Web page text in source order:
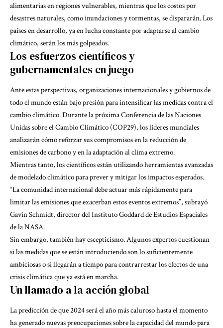
alimentarias en regiones vulnerables, mientras que los costos por
desastres naturales, como inundaciones y tormentas, se dispararán. Los
países en desarrollo, ya en lucha constante por adaptarse al cambio
climático, serán los más golpeados.
Los esfuerzos científicos y
gubernamentales en juego
Ante estas perspectivas, organizaciones internacionales y gobiernos de
todo el mundo están bajo presión para intensificar las medidas contra el
cambio climático. Durante la próxima Conferencia de las Naciones
Unidas sobre el Cambio Climático (COP29), los líderes mundiales
analizarán cómo reforzar sus compromisos en la reducción de
emisiones de carbono y en la adaptación al clima extremo.
Mientras tanto, los científicos están utilizando herramientas avanzadas
de modelado climático para prever y mitigar los impactos esperados.
“La comunidad internacional debe actuar más rápidamente para
limitar las emisiones que exacerban estos eventos extremos”, subrayó
Gavin Schmidt, director del Instituto Goddard de Estudios Espaciales
de la NASA.
Sin embargo, también hay escepticismo. Algunos expertos cuestionan
si las medidas que se están introduciendo son lo suficientemente
ambiciosas o si llegarán a tiempo para contrarrestar los efectos de una
crisis climática que ya está en marcha.
Un llamado a la acción global
La predicción de que 2024 será el año más caluroso hasta el momento
ha generado nuevas preocupaciones sobre la capacidad del mundo para